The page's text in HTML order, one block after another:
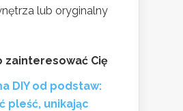
lub oryginalny
zainteresować Cię
DIY od podstaw:
pleść, unikając